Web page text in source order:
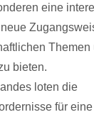
eine
Themen
bieten.
loten die
für